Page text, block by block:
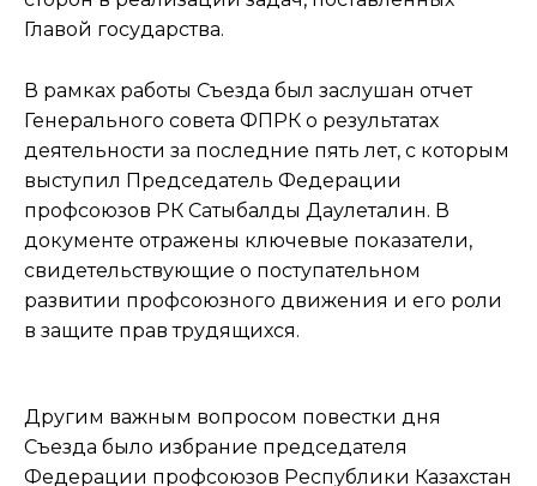
Главой государства.
В рамках работы Съезда был заслушан отчет
Генерального совета ФПРК о результатах
деятельности за последние пять лет, с которым
выступил Председатель Федерации
профсоюзов РК Сатыбалды Даулеталин. В
документе отражены ключевые показатели,
свидетельствующие о поступательном
развитии профсоюзного движения и его роли
в защите прав трудящихся.
Другим важным вопросом повестки дня
Съезда было избрание председателя
Федерации профсоюзов Республики Казахстан